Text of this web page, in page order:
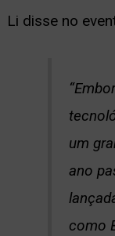
Li disse no
um
ano
como